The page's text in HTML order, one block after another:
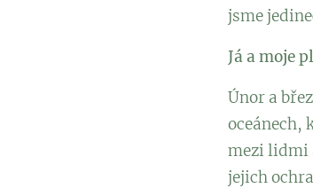
jsme
Já a moje
Únor a
oceánech,
mezi lidmi
jejich